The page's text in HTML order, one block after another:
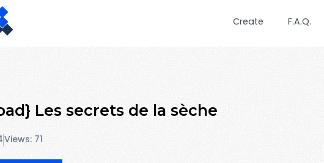
Create F.A.Q.
Les secrets de la sèche
Views: 71